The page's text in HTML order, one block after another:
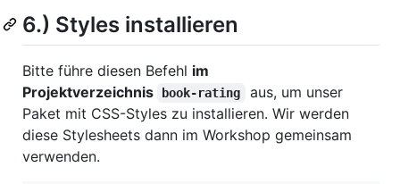
6.) Styles installieren
Bitte führe diesen Befehl im
Projektverzeichnis
book-rating
aus, um unser
Paket mit CSS-Styles zu installieren. Wir werden
diese Stylesheets dann im Workshop gemeinsam
verwenden.